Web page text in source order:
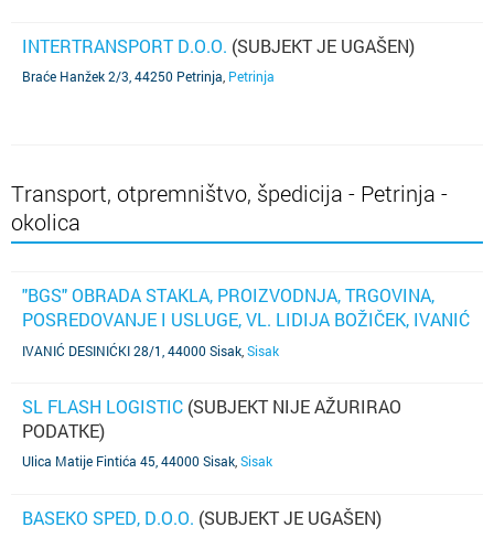
INTERTRANSPORT D.O.O. (SUBJEKT JE UGAŠEN)
Braće Hanžek 2/3, 44250 Petrinja Petrinja
Transport, otpremništvo, špedicija - Petrinja -
okolica
"BGS" OBRADA STAKLA, PROIZVODNJA, TRGOVINA,
POSREDOVANJE I USLUGE, VL. LIDIJA BOŽIČEK, IVANIĆ
DESINIĆKI 28/1, DESINIĆ.
IVANIĆ DESINIĆKI 28/1, 44000 Sisak Sisak
SL FLASH LOGISTIC (SUBJEKT NIJE AŽURIRAO
PODATKE)
Ulica Matije Fintića 45, 44000 Sisak Sisak
BASEKO SPED, D.O.O. (SUBJEKT JE UGAŠEN)